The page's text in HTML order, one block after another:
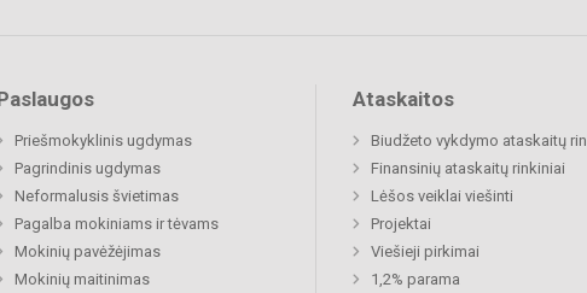
Priešmokyklinis ugdymas
Pagrindinis ugdymas
Neformalusis švietimas
Pagalba mokiniams ir tėvams
Mokinių pavėžėjimas
Mokinių maitinimas
Ataskaitos
Biudžeto vykdymo ataskaitų
Finansinių ataskaitų rinkiniai
Lėšos veiklai viešinti
Projektai
Viešieji pirkimai
1,2% parama